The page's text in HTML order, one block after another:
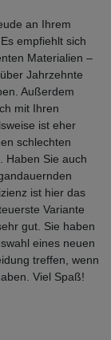
an Ihrem
empfiehlt sich
Materialien –
Jahrzehnte
Außerdem
mit Ihren
ist eher
schlechten
Haben Sie auch
ist hier das
Variante
gut. Sie haben
eines neuen
treffen, wenn
Viel Spaß!